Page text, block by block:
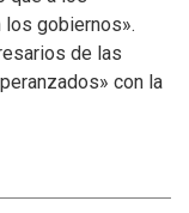
gobiernos».
de las
con la